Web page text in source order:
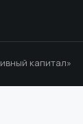
капитал»